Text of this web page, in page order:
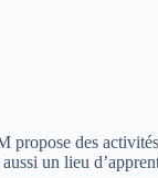
propose des
un lieu